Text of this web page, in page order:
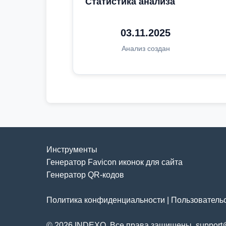
03.11.2025
Анализ создан
Инструменты
Генератор Favicon иконок для сайта
Генератор QR-кодов
Политика конфиденциальности